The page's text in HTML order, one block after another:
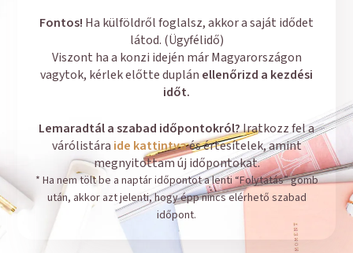
Fontos! Ha külföldről foglalsz, akkor a saját idődet
látod. (Ügyfélidő)
Viszont ha a konzi idején már Magyarországon
vagytok, kérlek előtte duplán ellenőrizd a kezdési
időt.
Lemaradtál a szabad időpontokról?Iratkozz fel a
várólistára ide kattintvaés értesítelek, amint
megnyitottam új időpontokat.
* Ha nem tölt be a naptár időpontot a lenti “Folytatás” gomb
után, akkor azt jelenti, hogy épp nincs elérhető szabad
időpont.